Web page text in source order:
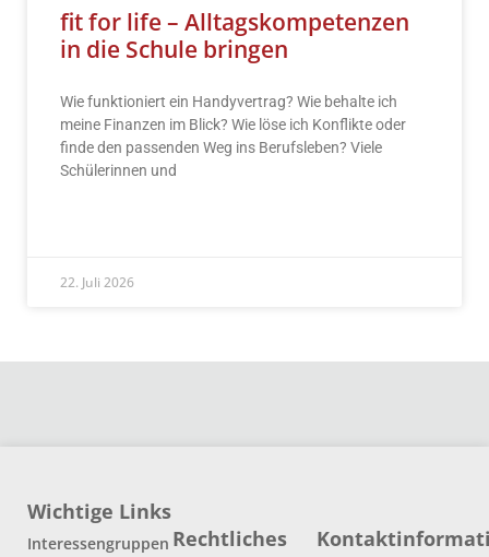
fit for life – Alltagskompetenzen
in die Schule bringen
Wie funktioniert ein Handyvertrag? Wie behalte ich
meine Finanzen im Blick? Wie löse ich Konflikte oder
finde den passenden Weg ins Berufsleben? Viele
Schülerinnen und
22. Juli 2026
Wichtige Links
Interessengruppen Rechtliches